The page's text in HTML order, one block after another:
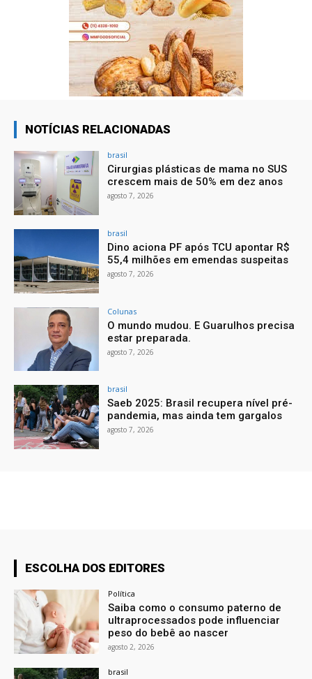
NOTÍCIAS RELACIONADAS
brasil
Cirurgias plásticas de mama no SUS
crescem mais de 50% em dez anos
agosto 7, 2026
brasil
Dino aciona PF após TCU apontar R$
55,4 milhões em emendas suspeitas
agosto 7, 2026
Colunas
O mundo mudou. E Guarulhos precisa
estar preparada.
agosto 7, 2026
brasil
Saeb 2025: Brasil recupera nível pré-
pandemia, mas ainda tem gargalos
agosto 7, 2026
ESCOLHA DOS EDITORES
Política
Saiba como o consumo paterno de
ultraprocessados pode influenciar
peso do bebê ao nascer
agosto 2, 2026
brasil